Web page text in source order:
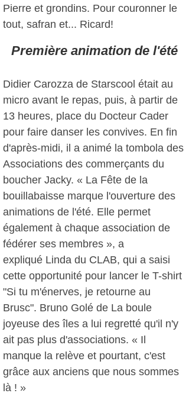
Pierre et grondins. Pour couronner le
tout, safran et... Ricard!
Première animation de l'été
Didier Carozza de Starscool était au
micro avant le repas, puis, à partir de
13 heures, place du Docteur Cader
pour faire danser les convives. En fin
d'après-midi, il a animé la tombola des
Associations des commerçants du
boucher Jacky. « La Fête de la
bouillabaisse marque l'ouverture des
animations de l'été. Elle permet
également à chaque association de
fédérer ses membres », a
expliqué Linda du CLAB, qui a saisi
cette opportunité pour lancer le T-shirt
"Si tu m'énerves, je retourne au
Brusc". Bruno Golé de La boule
joyeuse des îles a lui regretté qu'il n'y
ait pas plus d'associations. « Il
manque la relève et pourtant, c'est
grâce aux anciens que nous sommes
là ! »